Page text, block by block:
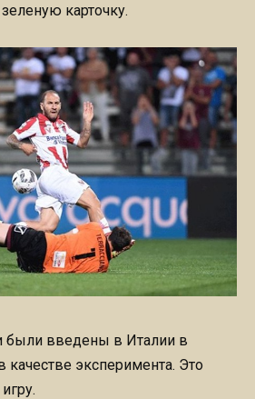
карточку.
были введены в Италии в
эксперимента. Это